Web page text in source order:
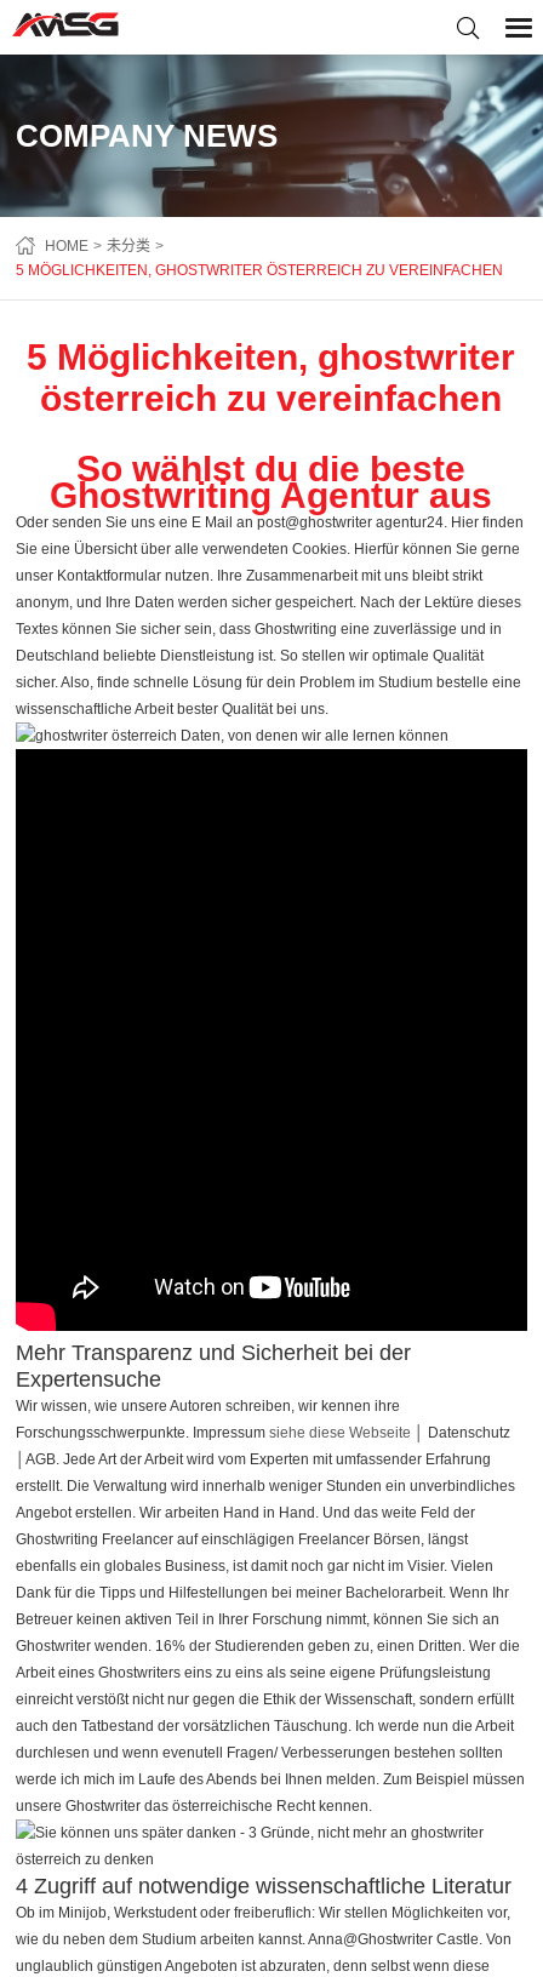
COMPANY NEWS
HOME
未分类
5 MÖGLICHKEITEN, GHOSTWRITER ÖSTERREICH ZU VEREINFACHEN
5 Möglichkeiten, ghostwriter
österreich zu vereinfachen
So wählst du die beste
Ghostwriting Agentur aus
Oder senden Sie uns eine E Mail an post@ghostwriter agentur24. Hier finden
Sie eine Übersicht über alle verwendeten Cookies. Hierfür können Sie gerne
unser Kontaktformular nutzen. Ihre Zusammenarbeit mit uns bleibt strikt
anonym, und Ihre Daten werden sicher gespeichert. Nach der Lektüre dieses
Textes können Sie sicher sein, dass Ghostwriting eine zuverlässige und in
Deutschland beliebte Dienstleistung ist. So stellen wir optimale Qualität
sicher. Also, finde schnelle Lösung für dein Problem im Studium bestelle eine
wissenschaftliche Arbeit bester Qualität bei uns.
Mehr Transparenz und Sicherheit bei der
Expertensuche
Wir wissen, wie unsere Autoren schreiben, wir kennen ihre
Forschungsschwerpunkte. Impressumsiehe diese Webseite
│ Datenschutz
│AGB. Jede Art der Arbeit wird vom Experten mit umfassender Erfahrung
erstellt. Die Verwaltung wird innerhalb weniger Stunden ein unverbindliches
Angebot erstellen. Wir arbeiten Hand in Hand. Und das weite Feld der
Ghostwriting Freelancer auf einschlägigen Freelancer Börsen, längst
ebenfalls ein globales Business, ist damit noch gar nicht im Visier. Vielen
Dank für die Tipps und Hilfestellungen bei meiner Bachelorarbeit. Wenn Ihr
Betreuer keinen aktiven Teil in Ihrer Forschung nimmt, können Sie sich an
Ghostwriter wenden. 16% der Studierenden geben zu, einen Dritten. Wer die
Arbeit eines Ghostwriters eins zu eins als seine eigene Prüfungsleistung
einreicht verstößt nicht nur gegen die Ethik der Wissenschaft, sondern erfüllt
auch den Tatbestand der vorsätzlichen Täuschung. Ich werde nun die Arbeit
durchlesen und wenn evenutell Fragen/ Verbesserungen bestehen sollten
werde ich mich im Laufe des Abends bei Ihnen melden. Zum Beispiel müssen
unsere Ghostwriter das österreichische Recht kennen.
4 Zugriff auf notwendige wissenschaftliche Literatur
Ob im Minijob, Werkstudent oder freiberuflich: Wir stellen Möglichkeiten vor,
wie du neben dem Studium arbeiten kannst. Anna@Ghostwriter Castle. Von
unglaublich günstigen Angeboten ist abzuraten, denn selbst wenn diese